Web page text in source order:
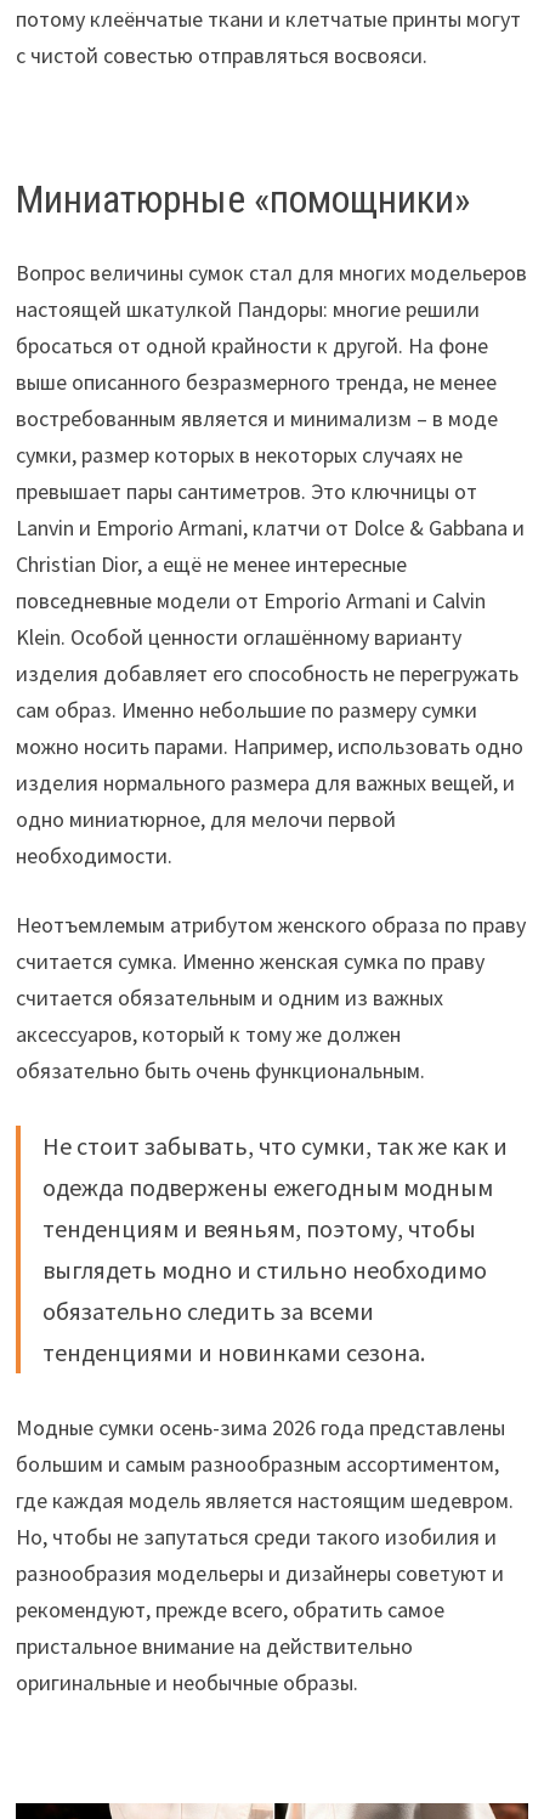
потому клеёнчатые ткани и клетчатые принты могут
с чистой совестью отправляться восвояси.
Миниатюрные «помощники»
Вопрос величины сумок стал для многих модельеров
настоящей шкатулкой Пандоры: многие решили
бросаться от одной крайности к другой. На фоне
выше описанного безразмерного тренда, не менее
востребованным является и минимализм – в моде
сумки, размер которых в некоторых случаях не
превышает пары сантиметров. Это ключницы от
Lanvin и Emporio Armani, клатчи от Dolce & Gabbana и
Christian Dior, а ещё не менее интересные
повседневные модели от Emporio Armani и Calvin
Klein. Особой ценности оглашённому варианту
изделия добавляет его способность не перегружать
сам образ. Именно небольшие по размеру сумки
можно носить парами. Например, использовать одно
изделия нормального размера для важных вещей, и
одно миниатюрное, для мелочи первой
необходимости.
Неотъемлемым атрибутом женского образа по праву
считается сумка. Именно женская сумка по праву
считается обязательным и одним из важных
аксессуаров, который к тому же должен
обязательно быть очень функциональным.
Не стоит забывать, что сумки, так же как и
одежда подвержены ежегодным модным
тенденциям и веяньям, поэтому, чтобы
выглядеть модно и стильно необходимо
обязательно следить за всеми
тенденциями и новинками сезона.
Модные сумки осень-зима 2026 года представлены
большим и самым разнообразным ассортиментом,
где каждая модель является настоящим шедевром.
Но, чтобы не запутаться среди такого изобилия и
разнообразия модельеры и дизайнеры советуют и
рекомендуют, прежде всего, обратить самое
пристальное внимание на действительно
оригинальные и необычные образы.